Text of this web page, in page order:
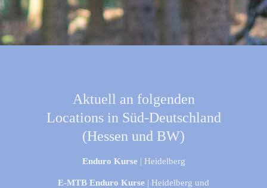
Aktuell an folgenden
Locations in Süd-Deutschland
(Hessen und BW)
Enduro Kurse | Heidelberg
E-MTB Enduro Kurse | Heidelberg und